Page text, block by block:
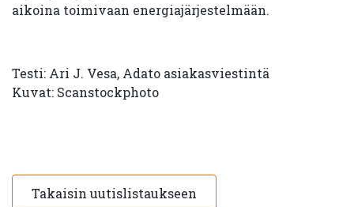
aikoina toimivaan energiajärjestelmään.
Testi: Ari J. Vesa, Adato asiakasviestintä
Kuvat: Scanstockphoto
Takaisin uutislistaukseen